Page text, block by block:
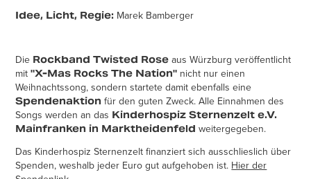
Idee, Licht, Regie: Marek Bamberger
Die Rockband Twisted Rose aus Würzburg veröffentlicht
mit"X-Mas Rocks The Nation" nicht nur einen
Weihnachtssong, sondern startete damit ebenfalls eine
Spendenaktion für den guten Zweck. Alle Einnahmen des
Songs werden an das Kinderhospiz Sternenzelt e.V.
Mainfranken in Marktheidenfeld weitergegeben.
Das Kinderhospiz Sternenzelt finanziert sich ausschlieslich über
Spenden, weshalb jeder Euro gut aufgehoben ist. Hier der